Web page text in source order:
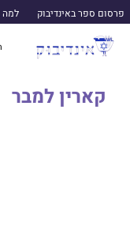
פרסום ספר באינדיבוק למה
קארין למבר